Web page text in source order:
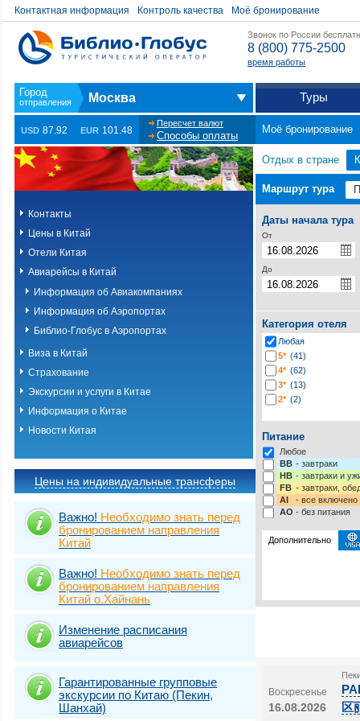
Контактная информация Контроль качества Моё бронирование
Звонок по России
8 (800) 775-2500
время работы
Москва Туры
USD 87.92 EUR 101.48
Пересчет валют
Способы оплаты
Моё бронирование
Контакты
Цены в Китай
Отели Китая
Авиарейсы в Китай
Информация об Авиакомпаниях
Информация об Аэропортах
Библио-Глобус в Аэропортах
Виза в Китай
Страхование
Экскурсии и услуги в Китае
Информация о Китае
Новости Китая
Цены на индивидуальные трансферы
Важно! Необходимо знать перед
бронированием направления
Китай
Важно! Необходимо знать перед
бронированием направления
Китай о.Хайнань
Изменение расписания
авиарейсов
Гарантированные групповые
экскурсии по Китаю (Пекин,
Шанхай)
Отдых в стране
Маршрут тура
Даты начала тура
От
До
Категория отеля
Любая
5* (41)
4* (62)
3* (13)
2* (2)
Питание
Любое
BB - завтраки
HB - завтраки и
FB - завтраки,
AI
- все включено
AO - без питания
Дополнительно
Воскресенье
16.08.2026
区